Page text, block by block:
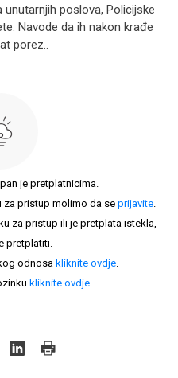
poslova, Policijske
Navode da ih nakon krađe
porez..
je pretplatnicima.
pristup molimo da se prijavite.
za pristup ili je pretplata istekla,
pretplatiti.
odnosa kliknite ovdje.
kliknite ovdje.